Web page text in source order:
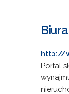
http://
Portal